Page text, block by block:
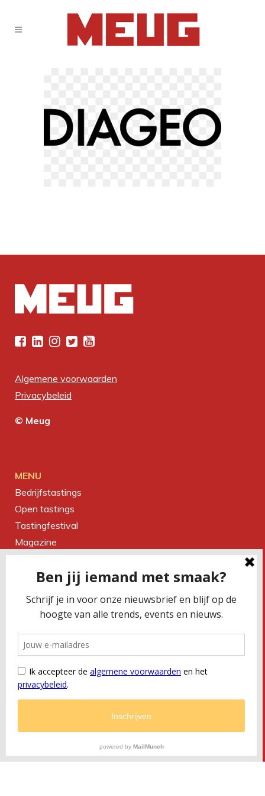
Algemene voorwaarden
Privacybeleid
© Meug
MENU
Bedrijfstastings
Open tastings
Tastingfestival
Magazine
Over ons
Contact
Smaakbureau Meug
T +32 (0) 479 32 02 66
BTWBE 0675 505 327